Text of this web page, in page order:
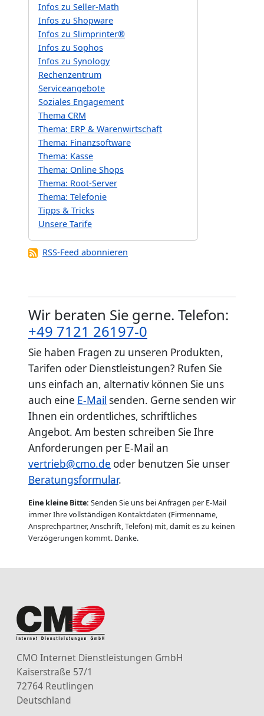
Infos zu Seller-Math
Infos zu Shopware
Infos zu Slimprinter®
Infos zu Sophos
Infos zu Synology
Rechenzentrum
Serviceangebote
Soziales Engagement
Thema CRM
Thema: ERP & Warenwirtschaft
Thema: Finanzsoftware
Thema: Kasse
Thema: Online Shops
Thema: Root-Server
Thema: Telefonie
Tipps & Tricks
Unsere Tarife
RSS-Feed abonnieren
Wir beraten Sie gerne. Telefon:
+49 7121 26197-0
Sie haben Fragen zu unseren Produkten,
Tarifen oder Dienstleistungen? Rufen Sie
uns einfach an, alternativ können Sie uns
auch eine E-Mail senden. Gerne senden wir
Ihnen ein ordentliches, schriftliches
Angebot. Am besten schreiben Sie Ihre
Anforderungen per E-Mail an
vertrieb@cmo.de oder benutzen Sie unser
Beratungsformular.
Eine kleine Bitte: Senden Sie uns bei Anfragen per E-Mail
immer Ihre vollständigen Kontaktdaten (Firmenname,
Ansprechpartner, Anschrift, Telefon) mit, damit es zu keinen
Verzögerungen kommt. Danke.
CMO Internet Dienstleistungen GmbH
Kaiserstraße 57/1
72764 Reutlingen
Deutschland